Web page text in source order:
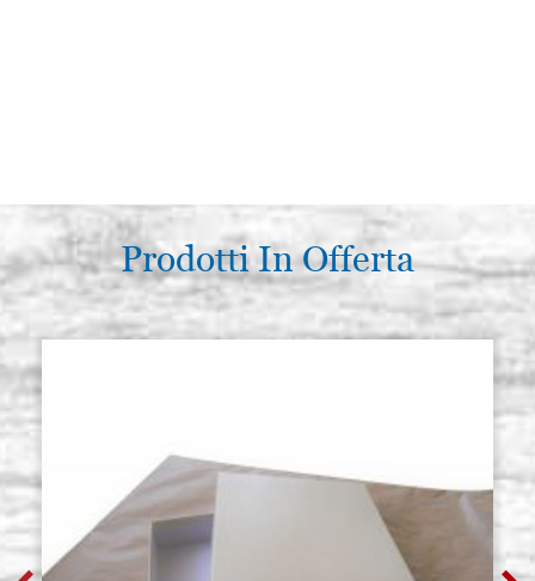
Prodotti In Offerta